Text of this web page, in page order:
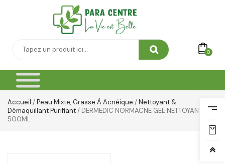
0
Accueil /Peau Mixte, Grasse À Acnéique /Nettoyant &
Démaquillant Purifiant/ DERMEDIC NORMACNE GEL NETTOYANT
500ML